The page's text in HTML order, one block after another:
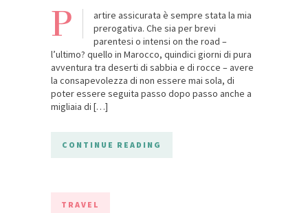
P
artire assicurata è sempre stata la mia
prerogativa. Che sia per brevi
parentesi o intensi on the road –
l’ultimo? quello in Marocco, quindici giorni di pura
avventura tra deserti di sabbia e di rocce – avere
la consapevolezza di non essere mai sola, di
poter essere seguita passo dopo passo anche a
migliaia di […]
CONTINUE READING
TRAVEL